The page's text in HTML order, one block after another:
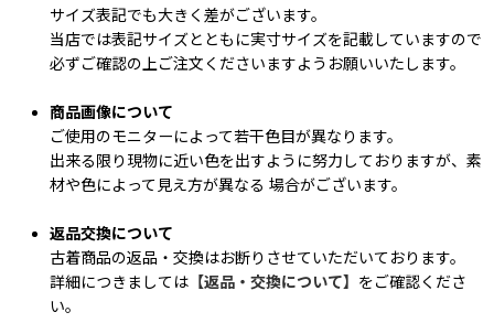
サイズ表記でも大きく差がございます。
当店では表記サイズとともに実寸サイズを記載していますので
必ずご確認の上ご注文くださいますようお願いいたします。
商品画像について
ご使用のモニターによって若干色目が異なります。
出来る限り現物に近い色を出すように努力しておりますが、素
材や色によって見え方が異なる 場合がございます。
返品交換について
古着商品の返品・交換はお断りさせていただいております。
詳細につきましては 【返品・交換について】 をご確認くださ
い。